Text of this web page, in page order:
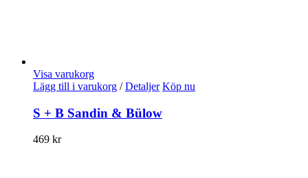
Visa varukorg
Lägg till i varukorg / Detaljer Köp nu
S + B Sandin & Bülow
469 kr